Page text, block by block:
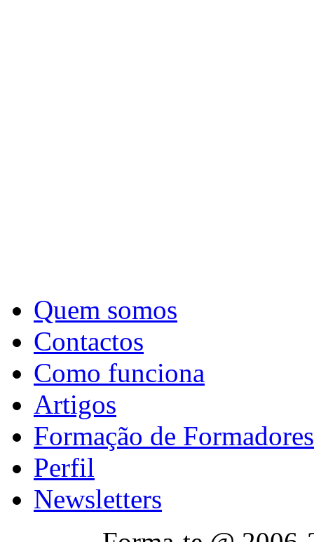
Quem somos
Contactos
Como funciona
Artigos
Formação de Formadores
Perfil
Newsletters